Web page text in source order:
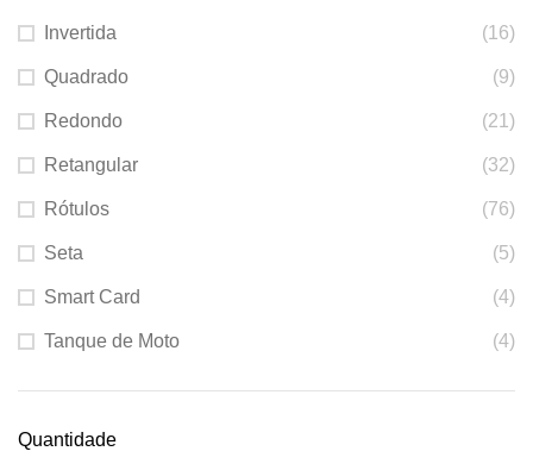
Invertida (16)
Quadrado (9)
Redondo (21)
Retangular (32)
Rótulos (76)
Seta (5)
Smart Card (4)
Tanque de Moto (4)
Quantidade